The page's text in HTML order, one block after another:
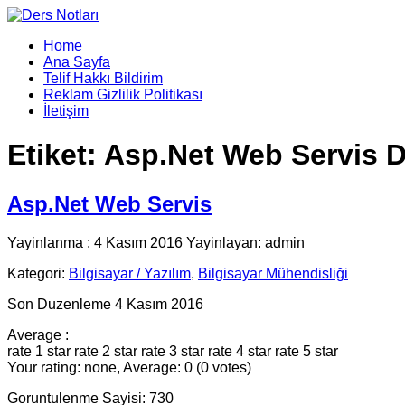
Home
Ana Sayfa
Telif Hakkı Bildirim
Reklam Gizlilik Politikası
İletişim
Etiket: Asp.Net Web Servis
Asp.Net Web Servis
Yayinlanma : 4 Kasım 2016 Yayinlayan: admin
Kategori: Bilgisayar / Yazılım, Bilgisayar Mühendisliği
Son Duzenleme 4 Kasım 2016
Average :
rate 1 star rate 2 star rate 3 star rate 4 star rate 5 star
Your rating: none, Average: 0 (0 votes)
Goruntulenme Sayisi: 730